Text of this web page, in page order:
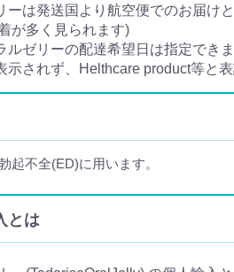
ーは発送国より航空便でのお届け
が多く見られます)
ルゼリーの配達希望日は指定できま
示されず、Helthcare product等と
起不全(ED)に用います。
とは